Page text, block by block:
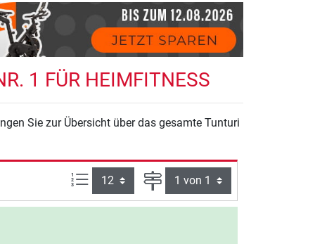
1 FÜR HEIMFITNESS
Sie zur Übersicht über das gesamte Tunturi
Artikel pro Seite: Seite